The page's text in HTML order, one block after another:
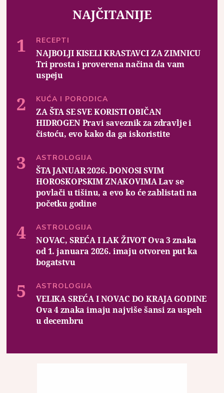
NAJČITANIJE
RECEPTI
NAJBOLJI KISELI KRASTAVCI ZA ZIMNICU
Tri prosta i proverena načina da vam
uspeju
KUĆA I PORODICA
ZA ŠTA SE SVE KORISTI OBIČAN
HIDROGEN Pravi saveznik za zdravlje i
čistoću, evo kako da ga iskoristite
ASTROLOGIJA
ŠTA JANUAR 2026. DONOSI SVIM
HOROSKOPSKIM ZNAKOVIMA Lav se
povlači u tišinu, a evo ko će zablistati na
početku godine
ASTROLOGIJA
NOVAC, SREĆA I LAK ŽIVOT Ova 3 znaka
od 1. januara 2026. imaju otvoren put ka
bogatstvu
ASTROLOGIJA
VELIKA SREĆA I NOVAC DO KRAJA GODINE
Ova 4 znaka imaju najviše šansi za uspeh
u decembru